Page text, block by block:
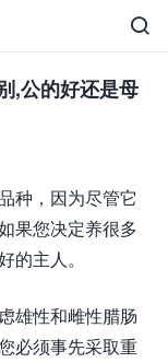
,公的好还是母
种，因为尽管它
果您决定养很多
主人。
雄性和雌性腊肠
必须事先采取重